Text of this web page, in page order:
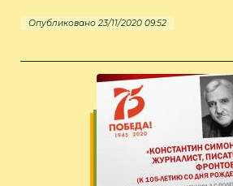
Опубликовано 23/11/2020 09:52